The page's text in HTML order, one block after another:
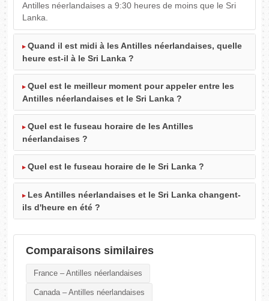
Antilles néerlandaises a 9:30 heures de moins que le Sri
Lanka.
Quand il est midi à les Antilles néerlandaises, quelle
heure est-il à le Sri Lanka ?
Quel est le meilleur moment pour appeler entre les
Antilles néerlandaises et le Sri Lanka ?
Quel est le fuseau horaire de les Antilles
néerlandaises ?
Quel est le fuseau horaire de le Sri Lanka ?
Les Antilles néerlandaises et le Sri Lanka changent-
ils d'heure en été ?
Comparaisons similaires
France – Antilles néerlandaises
Canada – Antilles néerlandaises